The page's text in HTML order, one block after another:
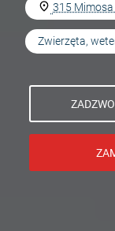
315 Mimosa
Zwierzęta,